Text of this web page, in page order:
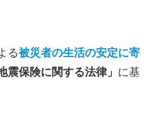
る被災者の生活の安定に寄
震保険に関する法律」 に基